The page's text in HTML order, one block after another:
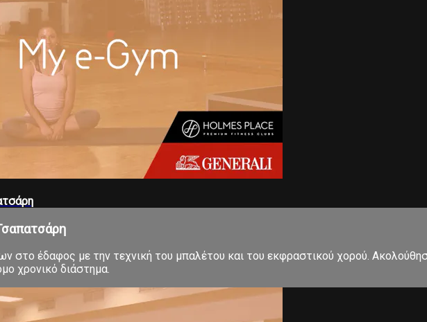
στο έδαφος με την τεχνική του μπαλέτου και του εκφραστικού χορού.
χρονικό διάστημα.